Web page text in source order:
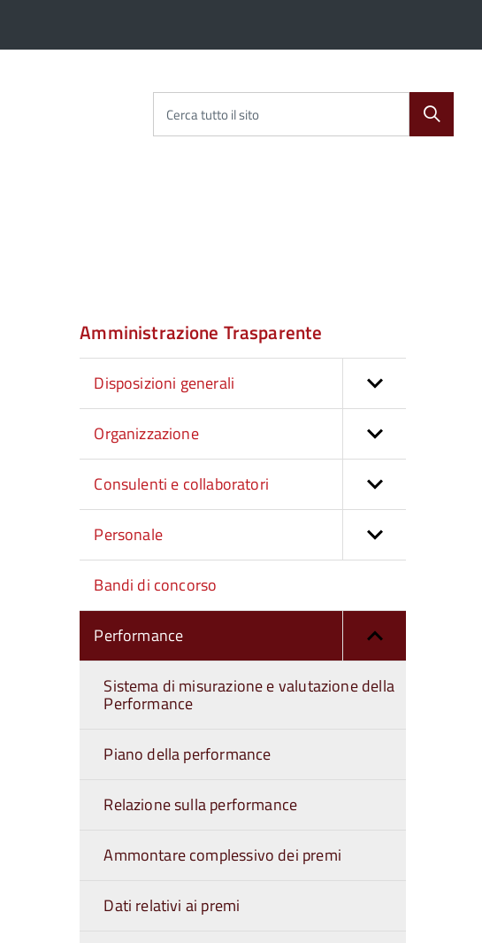
Cerca tutto il sito
Amministrazione Trasparente
Disposizioni generali
Organizzazione
Consulenti e collaboratori
Personale
Bandi di concorso
Performance
Sistema di misurazione e valutazione della
Performance
Piano della performance
Relazione sulla performance
Ammontare complessivo dei premi
Dati relativi ai premi